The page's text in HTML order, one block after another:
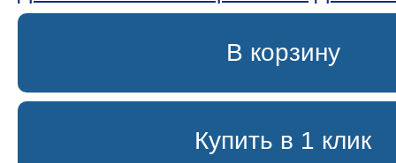
В корзину
Купить в 1 клик